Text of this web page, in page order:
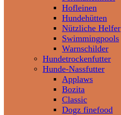
Hofleinen
Hundehütten
Nützliche Helfer
Swimmingpools
Warnschilder
Hundetrockenfutter
Hunde-Nassfutter
Applaws
Bozita
Classic
Dogz finefood